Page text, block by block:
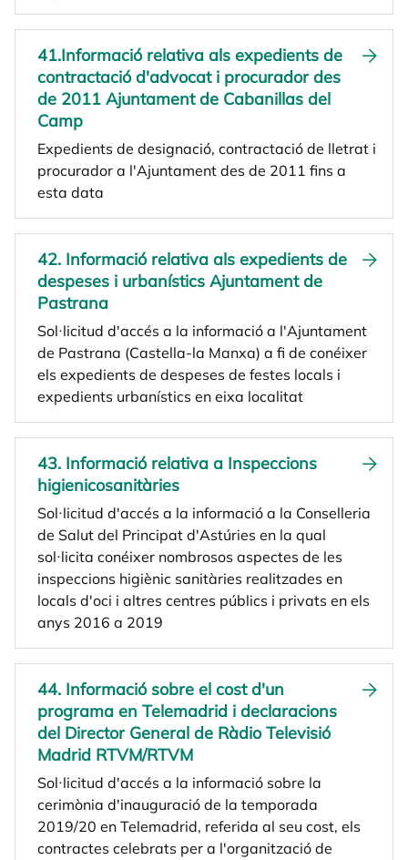
41.Informació relativa als expedients de
contractació d'advocat i procurador des
de 2011 Ajuntament de Cabanillas del
Camp
Expedients de designació, contractació de lletrat i
procurador a l'Ajuntament des de 2011 fins a
esta data
42. Informació relativa als expedients de
despeses i urbanístics Ajuntament de
Pastrana
Sol·licitud d'accés a la informació a l'Ajuntament
de Pastrana (Castella-la Manxa) a fi de conéixer
els expedients de despeses de festes locals i
expedients urbanístics en eixa localitat
43. Informació relativa a Inspeccions
higienicosanitàries
Sol·licitud d'accés a la informació a la Conselleria
de Salut del Principat d'Astúries en la qual
sol·licita conéixer nombrosos aspectes de les
inspeccions higiènic sanitàries realitzades en
locals d'oci i altres centres públics i privats en els
anys 2016 a 2019
44. Informació sobre el cost d'un
programa en Telemadrid i declaracions
del Director General de Ràdio Televisió
Madrid RTVM/RTVM
Sol·licitud d'accés a la informació sobre la
cerimònia d'inauguració de la temporada
2019/20 en Telemadrid, referida al seu cost, els
contractes celebrats per a l'organització de